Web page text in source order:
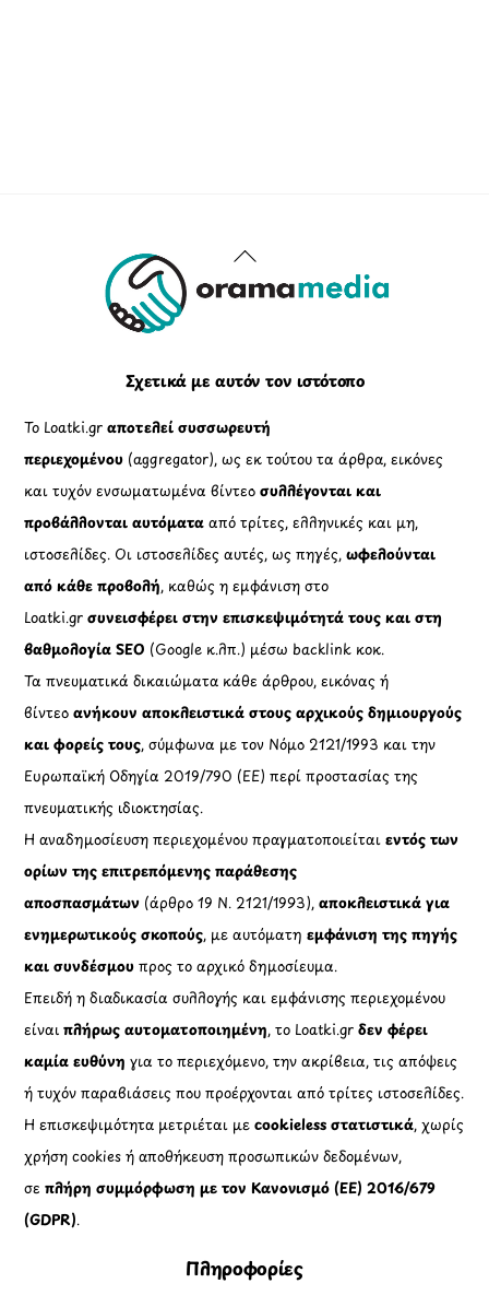
Back
To
Σχετικά με αυτόν τον ιστότοπο
Το Loatki.grαποτελεί συσσωρευτή
περιεχομένου (aggregator), ως εκ τούτου τα άρθρα, εικόνες
και τυχόν ενσωματωμένα βίντεοσυλλέγονται και
προβάλλονται αυτόματααπό τρίτες, ελληνικές και μη,
ιστοσελίδες. Οι ιστοσελίδες αυτές, ως πηγές,ωφελούνται
από κάθε προβολή, καθώς η εμφάνιση στο
Loatki.gr συνεισφέρει στην επισκεψιμότητά τους και στη
βαθμολογία SEO (Google κ.λπ.) μέσω backlink κοκ.
Τα πνευματικά δικαιώματα κάθε άρθρου, εικόνας ή
βίντεοανήκουν αποκλειστικά στους αρχικούς δημιουργούς
και φορείς τους, σύμφωνα με τον Νόμο 2121/1993 και την
Ευρωπαϊκή Οδηγία 2019/790 (ΕΕ) περί προστασίας της
πνευματικής ιδιοκτησίας.
Η αναδημοσίευση περιεχομένου πραγματοποιείταιεντός των
ορίων της επιτρεπόμενης παράθεσης
αποσπασμάτων (άρθρο 19 Ν. 2121/1993), αποκλειστικά για
ενημερωτικούς σκοπούς, με αυτόματηεμφάνιση της πηγής
και συνδέσμου προς το αρχικό δημοσίευμα.
Επειδή η διαδικασία συλλογής και εμφάνισης περιεχομένου
είναιπλήρως αυτοματοποιημένη, το Loatki.grδεν φέρει
καμία ευθύνη για το περιεχόμενο, την ακρίβεια, τις απόψεις
ή τυχόν παραβιάσεις που προέρχονται από τρίτες ιστοσελίδες.
Η επισκεψιμότητα μετριέται μεcookieless στατιστικά, χωρίς
χρήση cookies ή αποθήκευση προσωπικών δεδομένων,
σεπλήρη συμμόρφωση με τον Κανονισμό (ΕΕ) 2016/679
(GDPR).
Πληροφορίες